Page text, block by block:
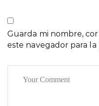
Guarda mi nombre,
este navegador para